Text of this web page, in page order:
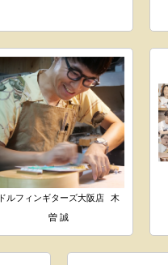
ドルフィンギターズ大阪店
木
曽 誠